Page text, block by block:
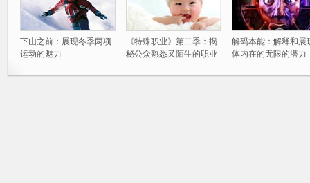
下山之前：展现冬季两项
运动的魅力
《特殊职业》第二季：揭
秘公众熟悉又陌生的职业
解码本能：解释和展
体内在的无限的潜力